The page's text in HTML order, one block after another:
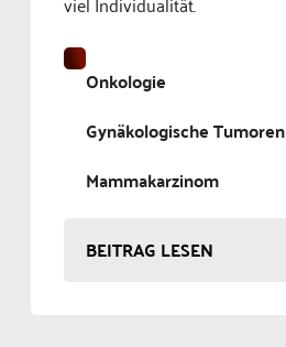
Onkologie
Gynäkologische Tumoren
Mammakarzinom
BEITRAG LESEN